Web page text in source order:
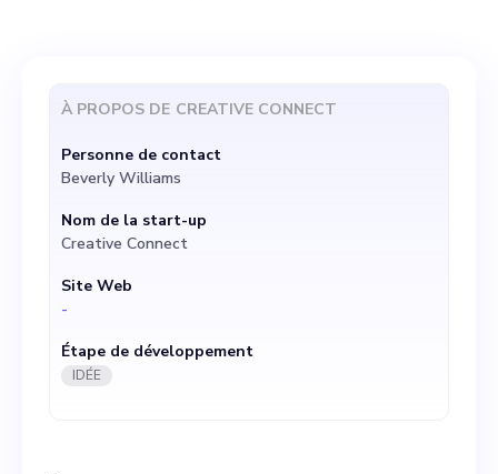
qu'entreprise, nous aspirons
à responsabiliser les créatifs
en leur fournissant une
plateforme de collaboration
leur permettant de nouer
des contacts avec des
experts du secteur, de les
aider à exécuter leurs
À PROPOS DE CREATIVE CONNECT
Personne de contact
Beverly Williams
Nom de la start-up
Creative Connect
Site Web
-
Étape de développement
IDÉE